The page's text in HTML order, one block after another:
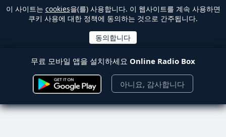
이 사이트는 cookies을(를) 사용합니다. 이 웹사이트를 계속 사용하면
쿠키 사용에 대한 정책에 동의하는 것으로 간주됩니다.
무료 모바일 앱을 설치하세요 Online Radio Box
아니요, 감사합니다